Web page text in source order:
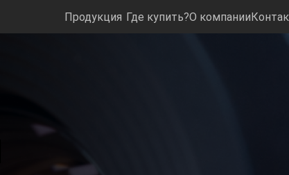
Продукция Где купить?О компании